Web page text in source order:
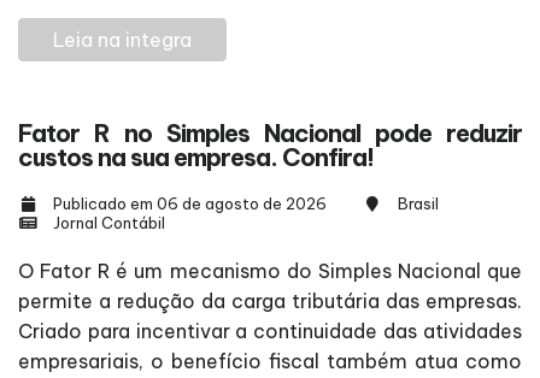
Leia na integra
Fator R no Simples Nacional pode reduzir
custos na sua empresa. Confira!
Publicado em 06 de agosto de 2026
Brasil
Jornal Contábil
O Fator R é um mecanismo do Simples Nacional que
permite a redução da carga tributária das empresas.
Criado para incentivar a continuidade das atividades
empresariais, o benefício fiscal também atua como